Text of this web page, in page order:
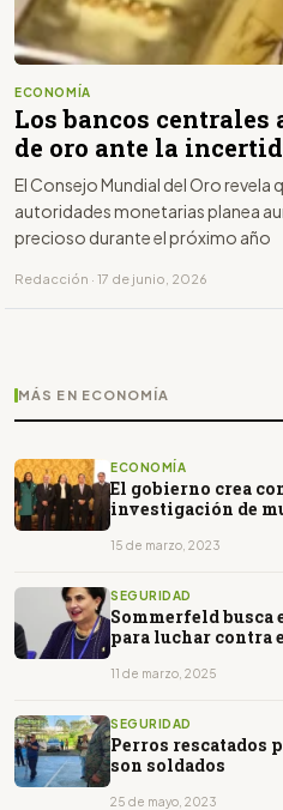
ECONOMÍA
Los bancos centrales
de oro ante la
El Consejo Mundial del Oro revela
autoridades monetarias planea
precioso durante el próximo año
Redacción · 17 de junio, 2026
MÁS EN ECONOMÍA
ECONOMÍA
El gobierno crea
investigación de
15 de marzo, 2023
SEGURIDAD
Sommerfeld
para luchar contra
11 de marzo, 2025
SEGURIDAD
Perros rescatados
son soldados
25 de mayo, 2023